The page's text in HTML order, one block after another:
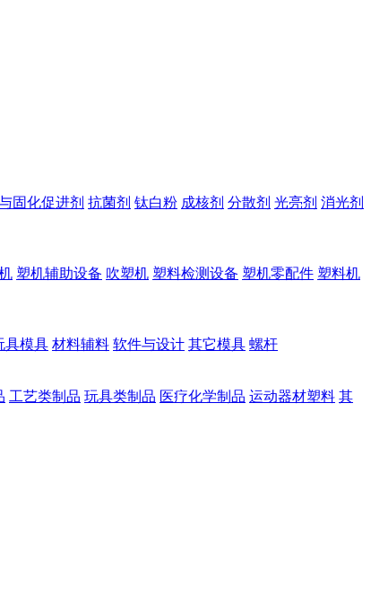
固化促进剂 抗菌剂 钛白粉 成核剂 分散剂 光亮剂 消光剂
塑机辅助设备 吹塑机 塑料检测设备 塑机零配件 塑料机
具模具 材料辅料 软件与设计 其它模具 螺杆
工艺类制品 玩具类制品 医疗化学制品 运动器材塑料 其